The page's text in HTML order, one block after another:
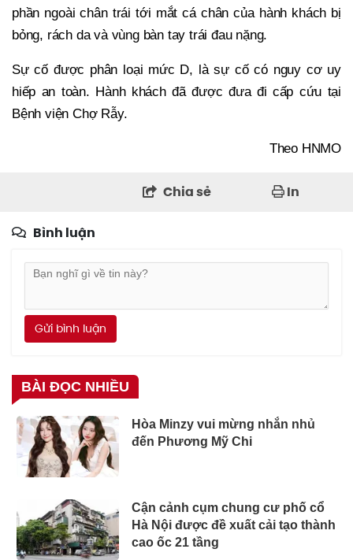
phần ngoài chân trái tới mắt cá chân của hành khách bị
bỏng, rách da và vùng bàn tay trái đau nặng.
Sự cố được phân loại mức D, là sự cố có nguy cơ uy
hiếp an toàn. Hành khách đã được đưa đi cấp cứu tại
Bệnh viện Chợ Rẫy.
Theo HNMO
Chia sẻ In
Bình luận
Gửi bình luận
BÀI ĐỌC NHIỀU
Hòa Minzy vui mừng nhắn nhủ
đến Phương Mỹ Chi
Cận cảnh cụm chung cư phố cổ
Hà Nội được đề xuất cải tạo thành
cao ốc 21 tầng